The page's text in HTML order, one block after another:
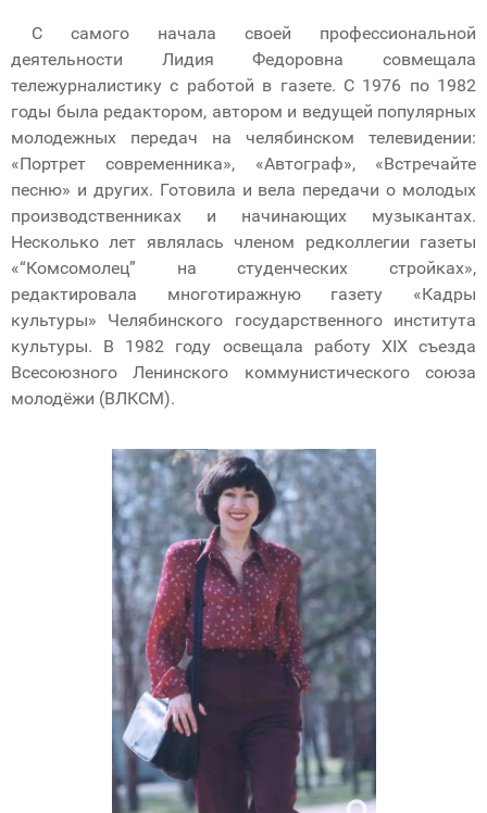
С самого начала своей профессиональной
деятельности Лидия Федоровна совмещала
тележурналистику с работой в газете. С 1976 по 1982
годы была редактором, автором и ведущей популярных
молодежных передач на челябинском телевидении:
«Портрет современника», «Автограф», «Встречайте
песню» и других. Готовила и вела передачи о молодых
производственниках и начинающих музыкантах.
Несколько лет являлась членом редколлегии газеты
«“Комсомолец” на студенческих стройках»,
редактировала многотиражную газету «Кадры
культуры» Челябинского государственного института
культуры. В 1982 году освещала работу XIX съезда
Всесоюзного Ленинского коммунистического союза
молодёжи (ВЛКСМ).